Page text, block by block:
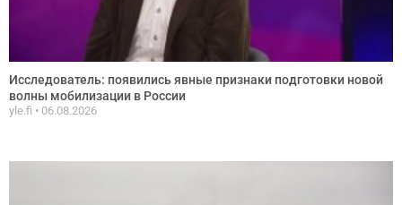
Исследователь: появились явные признаки подготовки новой
волны мобилизации в России
yle.fi 06.08.2026